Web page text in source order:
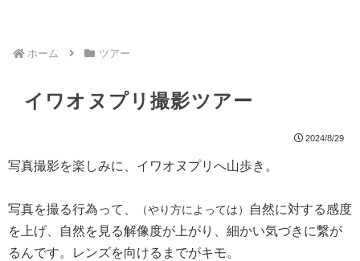
ホーム ツアー
イワオヌプリ撮影ツアー
2024/8/29
写真撮影を楽しみに、イワオヌプリへ山歩き。
写真を撮る行為って、 （やり方によっては）
自然に対する感度
を上げ、自然を見る解像度が上がり、細かい気づきに繋が
るんです。レンズを向けるまでがキモ。